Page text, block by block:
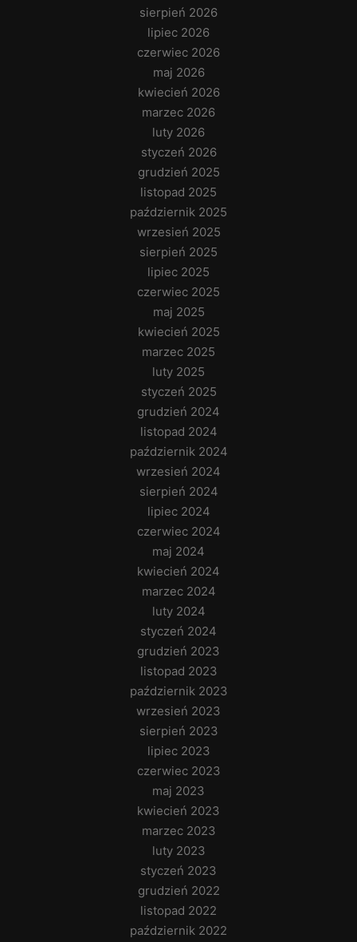
sierpień 2026
lipiec 2026
czerwiec 2026
maj 2026
kwiecień 2026
marzec 2026
luty 2026
styczeń 2026
grudzień 2025
listopad 2025
październik 2025
wrzesień 2025
sierpień 2025
lipiec 2025
czerwiec 2025
maj 2025
kwiecień 2025
marzec 2025
luty 2025
styczeń 2025
grudzień 2024
listopad 2024
październik 2024
wrzesień 2024
sierpień 2024
lipiec 2024
czerwiec 2024
maj 2024
kwiecień 2024
marzec 2024
luty 2024
styczeń 2024
grudzień 2023
listopad 2023
październik 2023
wrzesień 2023
sierpień 2023
lipiec 2023
czerwiec 2023
maj 2023
kwiecień 2023
marzec 2023
luty 2023
styczeń 2023
grudzień 2022
listopad 2022
październik 2022